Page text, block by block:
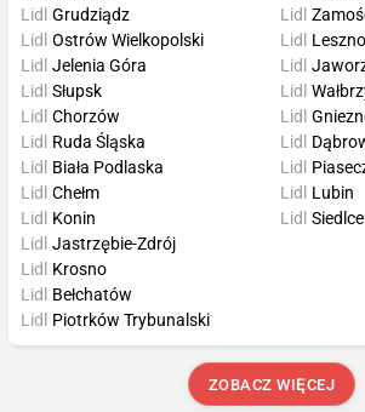
Lidl Grudziądz
Lidl
Lidl Ostrów Wielkopolski
Lidl Jelenia Góra
Lidl Słupsk
Lidl Chorzów
Lidl
Leszno
Lidl
Lidl
Lidl
Lidl
Ruda Śląska
Lidl
Biała Podlaska
Lidl Chełm
Lidl
Konin
Lidl
Lidl
Lidl
Lubin
Lidl Siedlce
Lidl Jastrzębie-Zdrój
Lidl
Krosno
Lidl
Bełchatów
Lidl
Piotrków Trybunalski
ZOBACZ WIĘCEJ